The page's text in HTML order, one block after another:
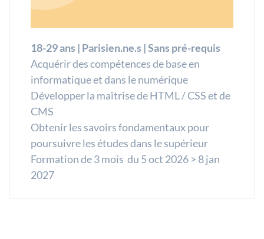
18-29 ans | Parisien.ne.s | Sans pré-requis
Acquérir des compétences de base en
informatique et dans le numérique
Développer la maîtrise de HTML / CSS et de
CMS
Obtenir les savoirs fondamentaux pour
poursuivre les études dans le supérieur
Formation de 3 mois du 5 oct 2026 > 8 jan
2027